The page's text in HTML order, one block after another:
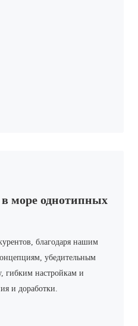
в море однотипных
благодаря нашим
убедительным
гибким настройкам и
и доработки.